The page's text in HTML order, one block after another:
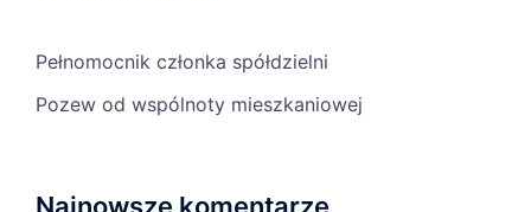
Pełnomocnik członka spółdzielni
Pozew od wspólnoty mieszkaniowej